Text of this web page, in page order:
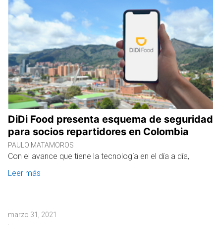
DiDi Food presenta esquema de seguridad
para socios repartidores en Colombia
PAULO MATAMOROS
Con el avance que tiene la tecnología en el día a día,
Leer más
marzo 31, 2021